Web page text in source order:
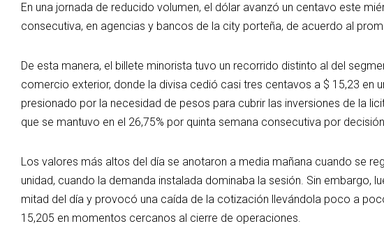
En una jornada de reducido volumen, el dólar avanzó un centavo este
consecutiva, en agencias y bancos de la city porteña, de acuerdo al
De esta manera, el billete minorista tuvo un recorrido distinto al del
comercio exterior, donde la divisa cedió casi tres centavos a $ 15,23 en
presionado por la necesidad de pesos para cubrir las inversiones de la
que se mantuvo en el 26,75% por quinta semana consecutiva por
Los valores más altos del día se anotaron a media mañana cuando se
unidad, cuando la demanda instalada dominaba la sesión. Sin embargo,
mitad del día y provocó una caída de la cotización llevándola poco a
15,205 en momentos cercanos al cierre de operaciones.